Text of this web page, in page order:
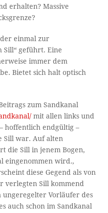
erhalten? Massive
einmal zur
Sill“ geführt. Eine
immer dem
Bietet sich halt optisch
zum Sandkanal
mit allen links und
hoffentlich endgültig –
Sill war. Auf alten
die Sill in jenem Bogen,
eingenommen wird.,
diese Gegend als von
verlegten Sill kommend
ungeregelter Vorläufer des
auch schon im Sandkanal